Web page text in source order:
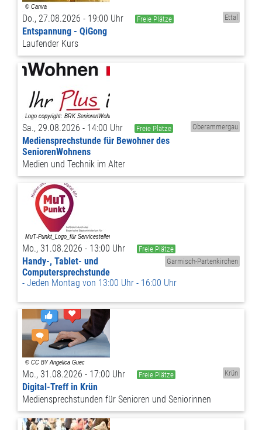
Do., 27.08.2026 - 19:00 Uhr Freie Plätze Ettal
Entspannung - QiGong
Laufender Kurs
Sa., 29.08.2026 - 14:00 Uhr Freie Plätze Oberammergau
Mediensprechstunde für Bewohner des
SeniorenWohnens
Medien und Technik im Alter
Mo., 31.08.2026 - 13:00 Uhr
Freie Plätze
Garmisch-Partenkirchen
Handy-, Tablet- und
Computersprechstunde
Jeden Montag von 13:00 Uhr - 16:00 Uhr
Mo., 31.08.2026 - 17:00 Uhr Freie Plätze Krün
Digital-Treff in Krün
Mediensprechstunden für Senioren und Seniorinnen